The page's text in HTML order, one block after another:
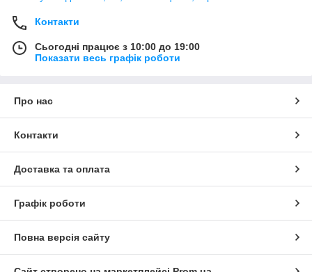
Контакти
Сьогодні працює з 10:00 до 19:00
Показати весь графік роботи
Про нас
Контакти
Доставка та оплата
Графік роботи
Повна версія сайту